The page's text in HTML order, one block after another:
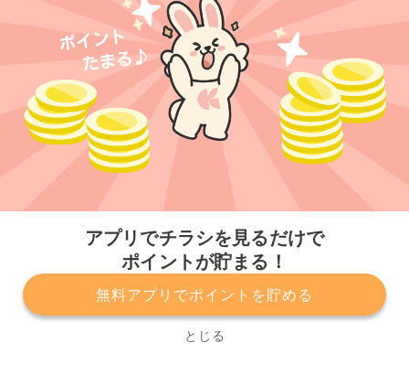
アプリでチラシを見るだけで
ポイントが貯まる！
無料アプリでポイントを貯める
とじる
プライバシーポリシー 利用規約
運営会社
サービスに関してのお問い合わせ